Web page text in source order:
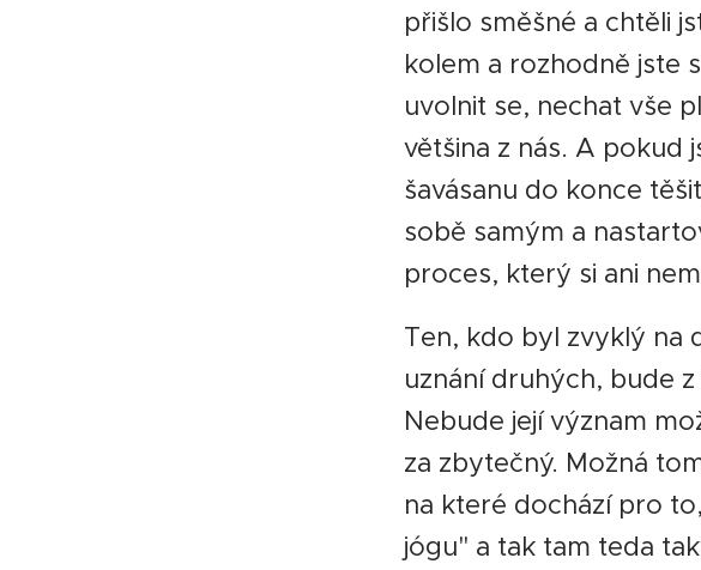
přišlo směšné a chtěli
kolem a rozhodně jste
uvolnit se, nechat vše
většina z nás. A pokud
šavásanu do konce
sobě samým a
proces, který si ani
Ten, kdo byl zvyklý na
uznání druhých, bude
Nebude její význam
za zbytečný. Možná
na které dochází pro
jógu" a tak tam teda